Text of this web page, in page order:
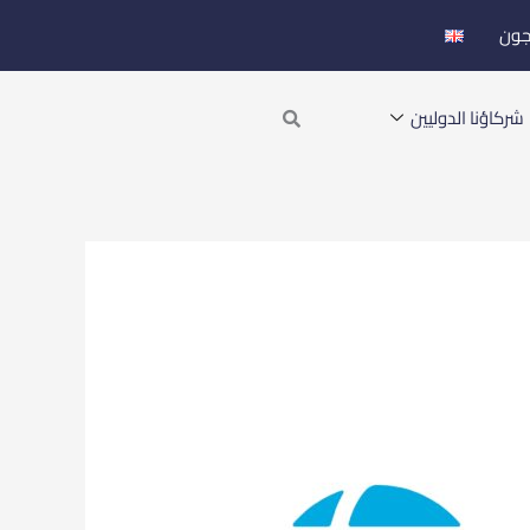
شركاؤنا الدوليين Search